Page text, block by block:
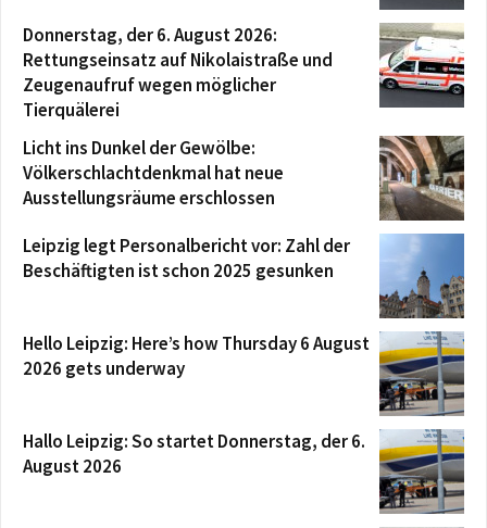
Donnerstag, der 6. August 2026:
Rettungseinsatz auf Nikolaistraße und
Zeugenaufruf wegen möglicher
Tierquälerei
Licht ins Dunkel der Gewölbe:
Völkerschlachtdenkmal hat neue
Ausstellungsräume erschlossen
Leipzig legt Personalbericht vor: Zahl der
Beschäftigten ist schon 2025 gesunken
Hello Leipzig: Here’s how Thursday 6 August
2026 gets underway
Hallo Leipzig: So startet Donnerstag, der 6.
August 2026